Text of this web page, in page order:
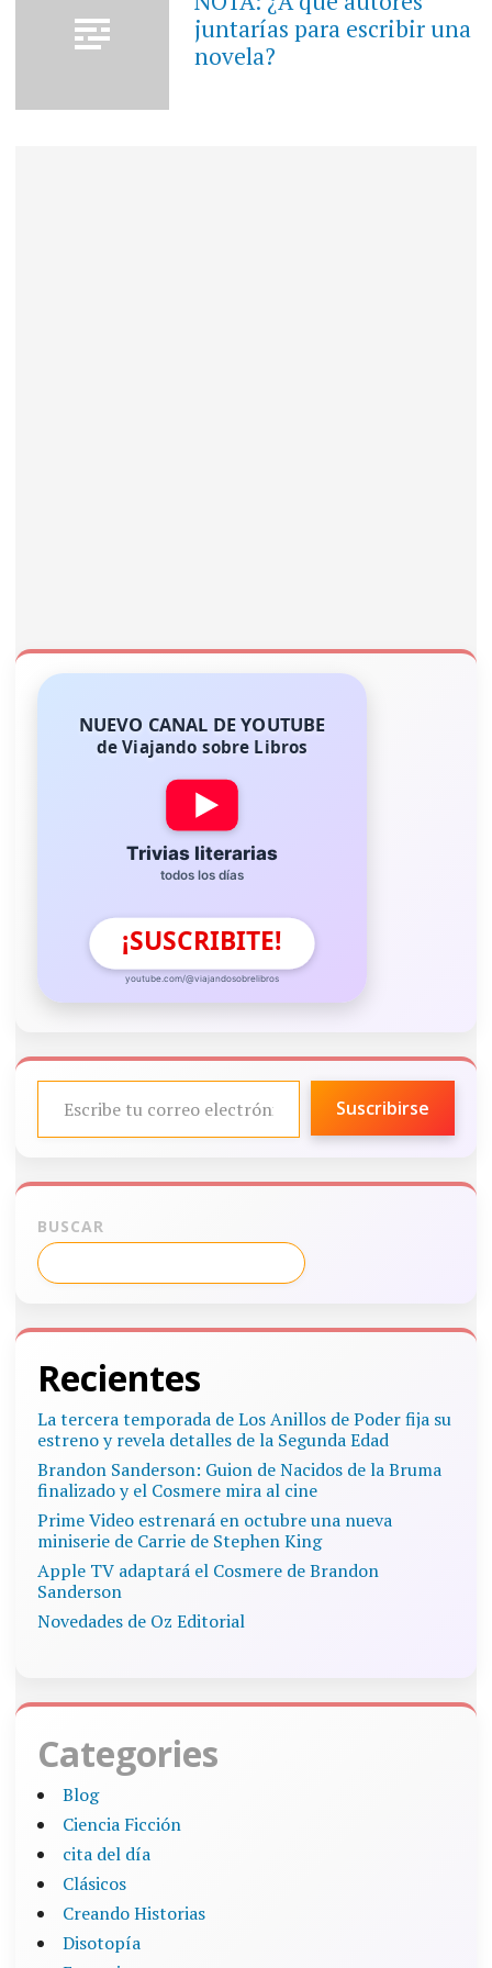
juntarías para escribir una
novela?
NUEVO CANAL DE YOUTUBE
de Viajando sobre Libros
Trivias literarias
todos los días
¡SUSCRIBITE!
youtube.com/@viajandosobrelibros
ESCRIBE TU CORREO ELECTRÓNICO…
Suscribirse
BUSCAR
Recientes
La tercera temporada de Los Anillos de Poder fija su
estreno y revela detalles de la Segunda Edad
Brandon Sanderson: Guion de Nacidos de la Bruma
finalizado y el Cosmere mira al cine
Prime Video estrenará en octubre una nueva
miniserie de Carrie de Stephen King
Apple TV adaptará el Cosmere de Brandon
Sanderson
Novedades de Oz Editorial
Categories
Blog
Ciencia Ficción
cita del día
Clásicos
Creando Historias
Disotopía